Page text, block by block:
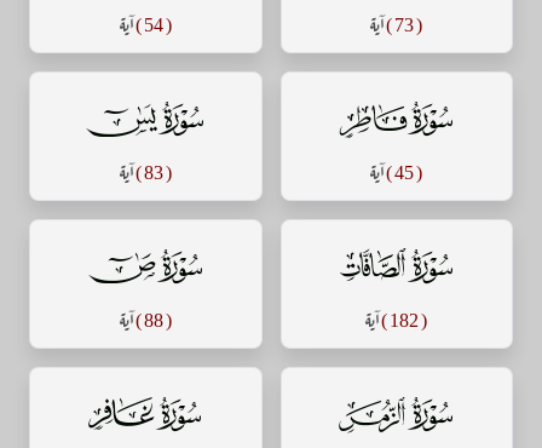
( 73 ) آية ( 54 ) آية
سورة فاطر
( 45 ) آية
سورة يس
( 83 ) آية
سورة الصافات
( 182 ) آية
سورة ص
( 88 ) آية
سورة الزمر سورة غافر